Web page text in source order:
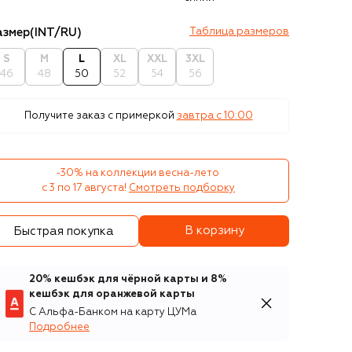
(INT/RU) Таблица размеров
S
46
M
48
L
50
XL
52
XXL
54
3XL
56
Получите заказ с примеркой завтра c 10:00
-30% на коллекции весна-лето
с 3 по 17 августа! Смотреть подборку
Быстрая покупка В корзину
20% кешбэк для чёрной карты и 8%
кешбэк для оранжевой карты
С Альфа-Банком на карту ЦУМа
Подробнее